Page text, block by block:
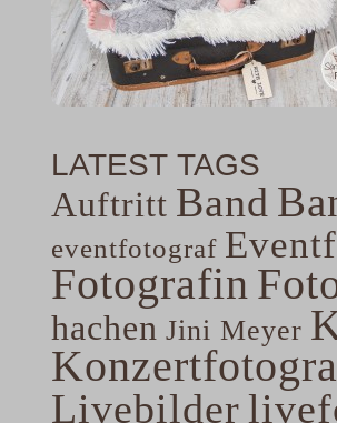
LATEST TAGS
Auftritt Band
eventfotograf
Fotografin
hachen Jini Meyer
Livebilder